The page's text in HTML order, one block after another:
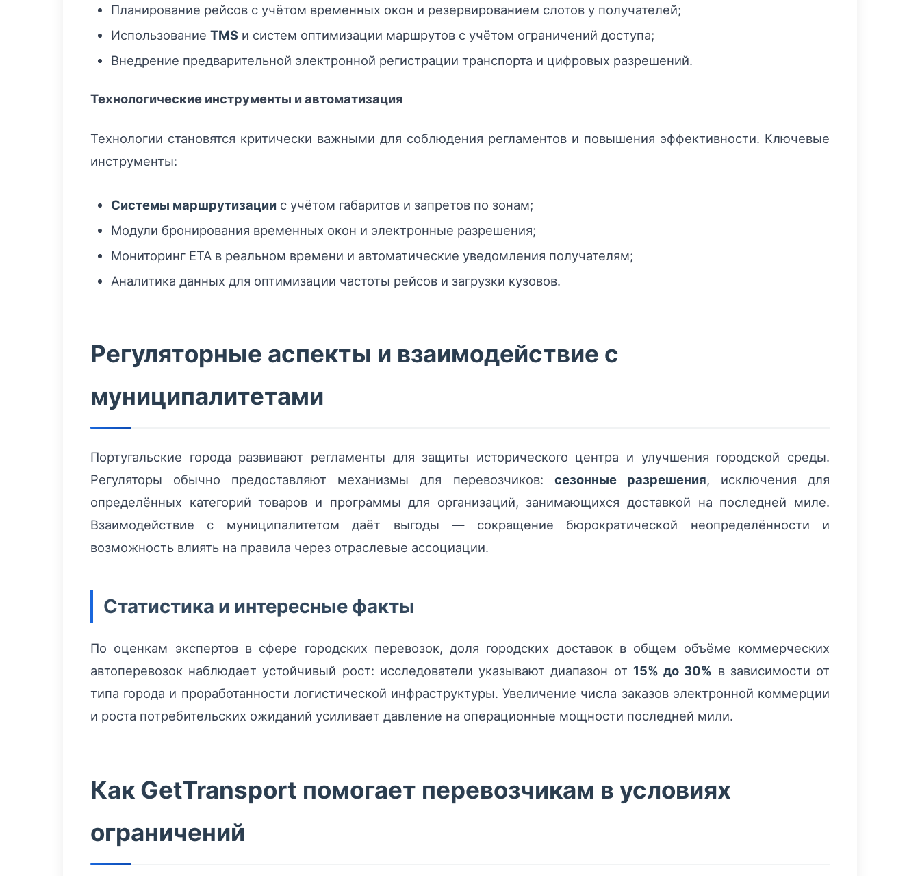
Планирование рейсов с учётом временных окон и резервированием слотов у получателей;
Использование TMS и систем оптимизации маршрутов с учётом ограничений доступа;
Внедрение предварительной электронной регистрации транспорта и цифровых разрешений.
Технологические инструменты и автоматизация
Технологии становятся критически важными для соблюдения регламентов и повышения эффективности. Ключевые
инструменты:
Системы маршрутизации с учётом габаритов и запретов по зонам;
Модули бронирования временных окон и электронные разрешения;
Мониторинг ETA в реальном времени и автоматические уведомления получателям;
Аналитика данных для оптимизации частоты рейсов и загрузки кузовов.
Регуляторные аспекты и взаимодействие с
муниципалитетами
Португальские города развивают регламенты для защиты исторического центра и улучшения городской среды.
Регуляторы обычно предоставляют механизмы для перевозчиков: сезонные разрешения, исключения для
определённых категорий товаров и программы для организаций, занимающихся доставкой на последней миле.
Взаимодействие с муниципалитетом даёт выгоды — сокращение бюрократической неопределённости и
возможность влиять на правила через отраслевые ассоциации.
Статистика и интересные факты
По оценкам экспертов в сфере городских перевозок, доля городских доставок в общем объёме коммерческих
автоперевозок наблюдает устойчивый рост: исследователи указывают диапазон от 15% до 30% в зависимости от
типа города и проработанности логистической инфраструктуры. Увеличение числа заказов электронной коммерции
и роста потребительских ожиданий усиливает давление на операционные мощности последней мили.
Как GetTransport помогает перевозчикам в условиях
ограничений